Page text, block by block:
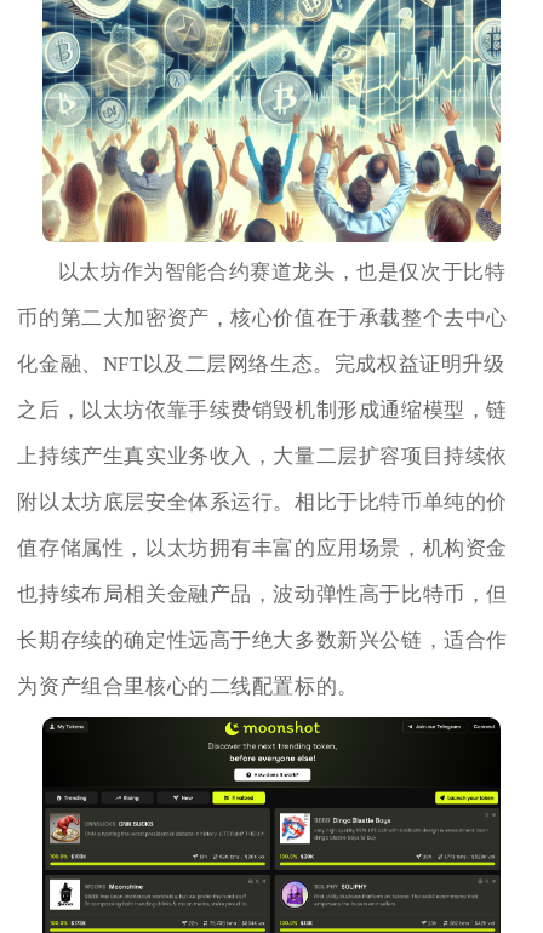
以太坊作为智能合约赛道龙头，也是仅次于比特
币的第二大加密资产，核心价值在于承载整个去中心
化金融、NFT以及二层网络生态。完成权益证明升级
之后，以太坊依靠手续费销毁机制形成通缩模型，链
上持续产生真实业务收入，大量二层扩容项目持续依
附以太坊底层安全体系运行。相比于比特币单纯的价
值存储属性，以太坊拥有丰富的应用场景，机构资金
也持续布局相关金融产品，波动弹性高于比特币，但
长期存续的确定性远高于绝大多数新兴公链，适合作
为资产组合里核心的二线配置标的。